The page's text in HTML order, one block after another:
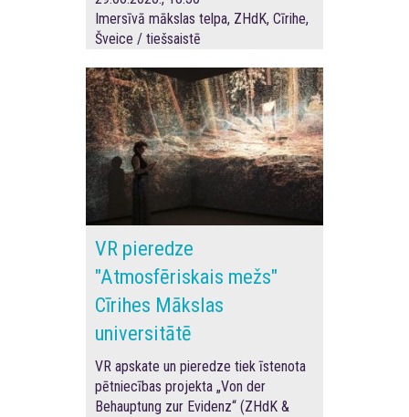
Imersīvā mākslas telpa, ZHdK, Cīrihe,
Šveice / tiešsaistē
VR pieredze
"Atmosfēriskais mežs"
Cīrihes Mākslas
universitātē
VR apskate un pieredze tiek īstenota
pētniecības projekta „Von der
Behauptung zur Evidenz“ (ZHdK &